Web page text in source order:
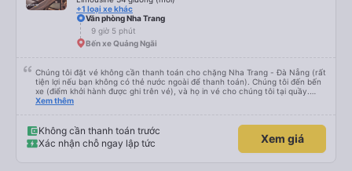
+1 loại xe khác
Văn phòng Nha Trang
9 giờ 5 phút
Bến xe Quảng Ngãi
Chúng tôi đặt vé không cần thanh toán cho chặng Nha Trang - Đà Nẵng (rất
tiện lợi nếu bạn không có thẻ nước ngoài để thanh toán). Chúng tôi đến bến
xe (điểm khởi hành được ghi trên vé), và họ in vé cho chúng tôi tại quầy.
Chúng tôi cũng quyết định mua vé chiều về trực tiếp tại quầy, vì giá vé trên
ấm hoặc áo khoác mỏng, vì thỉnh thoảng trời khá lạnh, và chăn mền thì hơi
cũ, nhưng vẫn có sẵn. Cổng USB để sạc điện thoại hoạt động tốt, và có giấy
vệ sinh. Mọi thứ khá sạch sẽ. Chúng tôi trở về từ Đà Nẵng (bến xe Đà Nẵng,
Xem thêm
Không cần thanh toán trước
Xác nhận chỗ ngay lập tức
Xem giá